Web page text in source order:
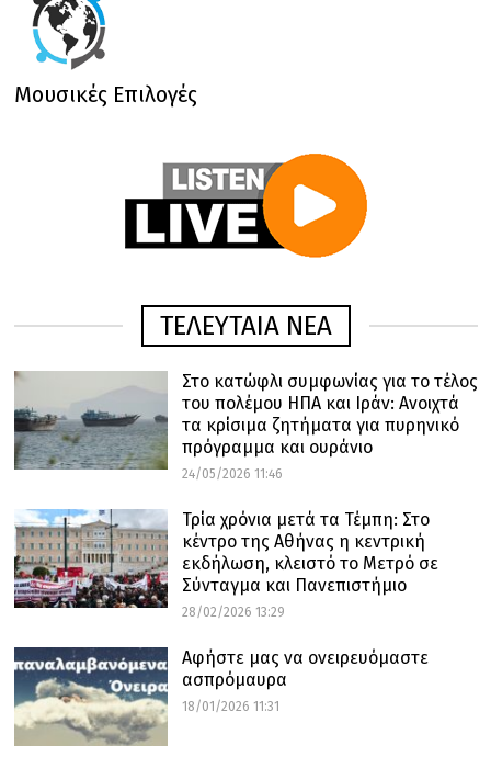
Μουσικές Επιλογές
ΤΕΛΕΥΤΑΙΑ ΝΕΑ
Στο κατώφλι συμφωνίας για το τέλος
του πολέμου ΗΠΑ και Ιράν: Ανοιχτά
τα κρίσιμα ζητήματα για πυρηνικό
πρόγραμμα και ουράνιο
24/05/2026 11:46
Τρία χρόνια μετά τα Τέμπη: Στο
κέντρο της Αθήνας η κεντρική
εκδήλωση, κλειστό το Μετρό σε
Σύνταγμα και Πανεπιστήμιο
28/02/2026 13:29
Αφήστε μας να ονειρευόμαστε
ασπρόμαυρα
18/01/2026 11:31